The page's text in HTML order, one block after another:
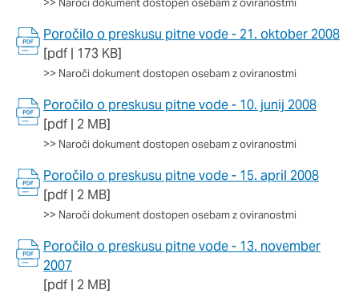
>> Naroči dokument dostopen osebam z oviranostmi
Poročilo o preskusu pitne vode - 21. oktober 2008
[pdf | 173 KB]
>> Naroči dokument dostopen osebam z oviranostmi
Poročilo o preskusu pitne vode - 10. junij 2008
[pdf | 2 MB]
>> Naroči dokument dostopen osebam z oviranostmi
Poročilo o preskusu pitne vode - 15. april 2008
[pdf | 2 MB]
>> Naroči dokument dostopen osebam z oviranostmi
Poročilo o preskusu pitne vode - 13. november
2007
[pdf | 2 MB]